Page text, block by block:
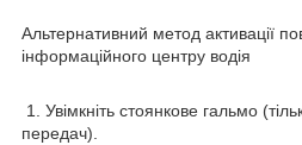
Альтернативний метод активації
інформаційного центру водія
1. Увімкніть стоянкове гальмо
передач).